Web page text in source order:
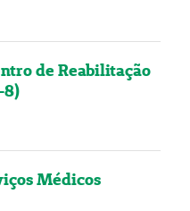
de Reabilitação
8)
Médicos